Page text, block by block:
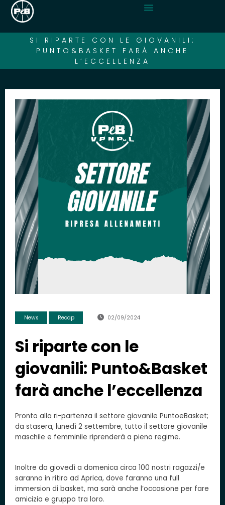
SI RIPARTE CON LE GIOVANILI:
PUNTO&BASKET FARÀ ANCHE
L’ECCELLENZA
News Recap 02/09/2024
Si riparte con le
giovanili: Punto&Basket
farà anche l’eccellenza
Pronto alla ri-partenza il settore giovanile PuntoeBasket;
da stasera, lunedì 2 settembre, tutto il settore giovanile
maschile e femminile riprenderà a pieno regime.
Inoltre da giovedì a domenica circa 100 nostri ragazzi/e
saranno in ritiro ad Aprica, dove faranno una full
immersion di basket, ma sarà anche l’occasione per fare
amicizia e gruppo tra loro.